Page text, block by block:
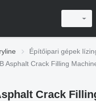
Építőipari gépek
Asphalt Crack Filling
Crack